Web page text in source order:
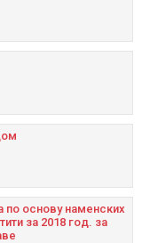
по основу наменских
за 2018 год. за